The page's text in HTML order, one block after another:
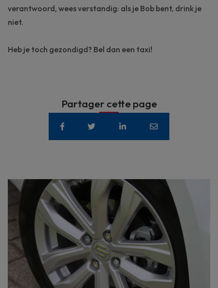
verantwoord, wees verstandig: als je Bob bent, drink je
niet.
Heb je toch gezondigd? Bel dan een taxi!
Partager cette page